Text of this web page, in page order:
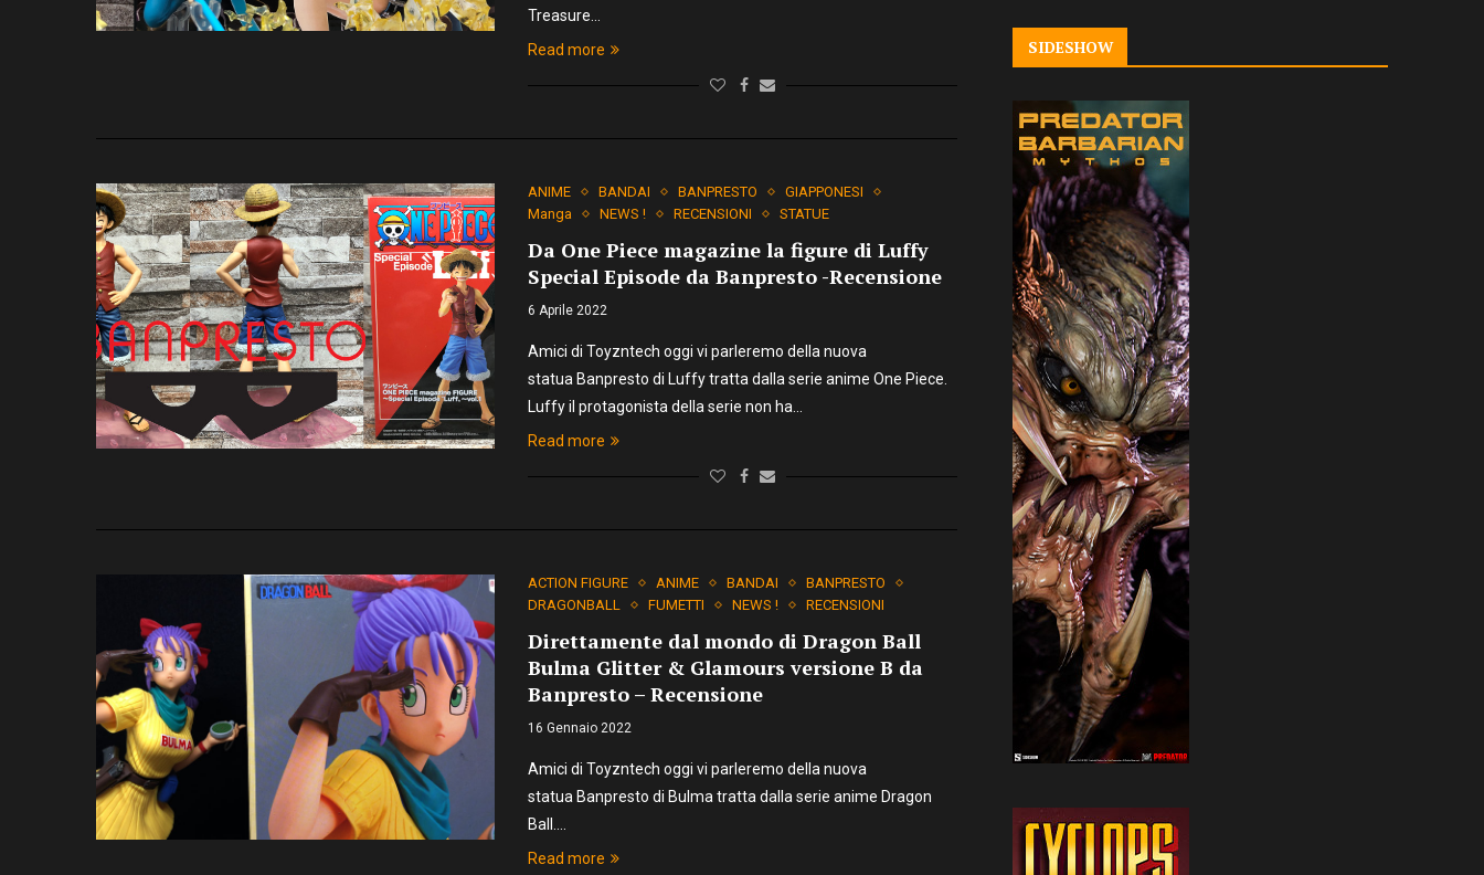
Treasure…
Read more
ANIME BANDAI BANPRESTO
GIAPPONESI
Manga
NEWS ! RECENSIONI STATUE
Da One Piece magazine la figure di Luffy
Special Episode da Banpresto -Recensione
6 Aprile 2022
Amici di Toyzntech oggi vi parleremo della nuova
statua Banpresto di Luffy tratta dalla serie anime One Piece.
Luffy il protagonista della serie non ha…
Read more
ACTION FIGURE ANIME BANDAI
BANPRESTO
DRAGONBALL
FUMETTI NEWS ! RECENSIONI
Direttamente dal mondo di Dragon Ball
Bulma Glitter & Glamours versione B da
Banpresto – Recensione
16 Gennaio 2022
Amici di Toyzntech oggi vi parleremo della nuova
statua Banpresto di Bulma tratta dalla serie anime Dragon
Ball.…
Read more
SIDESHOW